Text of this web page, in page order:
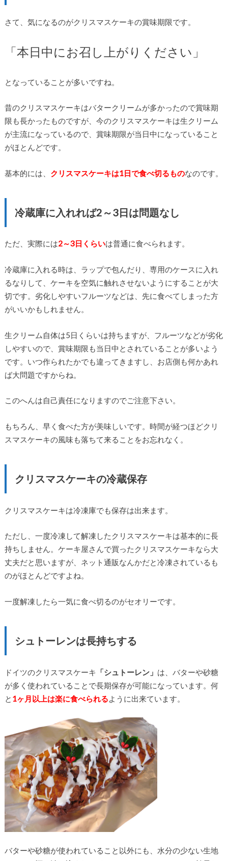
さて、気になるのがクリスマスケーキの賞味期限です。
「本日中にお召し上がりください」
となっていることが多いですね。
昔のクリスマスケーキはバタークリームが多かったので賞味期
限も長かったものですが、今のクリスマスケーキは生クリーム
が主流になっているので、賞味期限が当日中になっていること
がほとんどです。
基本的には、 クリスマスケーキは1日で食べ切るものなのです。
冷蔵庫に入れれば2～3日は問題なし
ただ、実際には2～3日くらいは普通に食べられます。
冷蔵庫に入れる時は、ラップで包んだり、専用のケースに入れ
るなりして、ケーキを空気に触れさせないようにすることが大
切です。劣化しやすいフルーツなどは、先に食べてしまった方
がいいかもしれません。
生クリーム自体は5日くらいは持ちますが、フルーツなどが劣化
しやすいので、賞味期限も当日中とされていることが多いよう
です。いつ作られたかでも違ってきますし、お店側も何かあれ
ば大問題ですからね。
このへんは自己責任になりますのでご注意下さい。
もちろん、早く食べた方が美味しいです。時間が経つほどクリ
スマスケーキの風味も落ちて来ることをお忘れなく。
クリスマスケーキの冷蔵保存
クリスマスケーキは冷凍庫でも保存は出来ます。
ただし、一度冷凍して解凍したクリスマスケーキは基本的に長
持ちしません。ケーキ屋さんで買ったクリスマスケーキなら大
丈夫だと思いますが、ネット通販なんかだと冷凍されているも
のがほとんどですよね。
一度解凍したら一気に食べ切るのがセオリーです。
シュトーレンは長持ちする
ドイツのクリスマスケーキ 「シュトーレン」 は、バターや砂糖
が多く使われていることで長期保存が可能になっています。何
と 1ヶ月以上は楽に食べられる ように出来ています。
バターや砂糖が使われていること以外にも、水分の少ない生地